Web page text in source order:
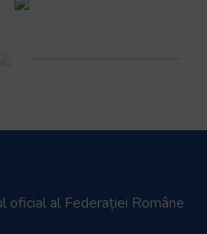
oficial al Federației Române